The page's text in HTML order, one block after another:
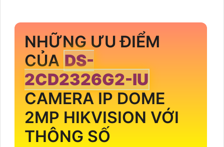
NHỮNG ƯU ĐIỂM
CỦADS-
2CD2326G2-IU
CAMERA IP DOME
2MP HIKVISION VỚI
THÔNG SỐ